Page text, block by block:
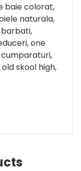
baie colorat,
naturala,
barbati,
one
skool high,